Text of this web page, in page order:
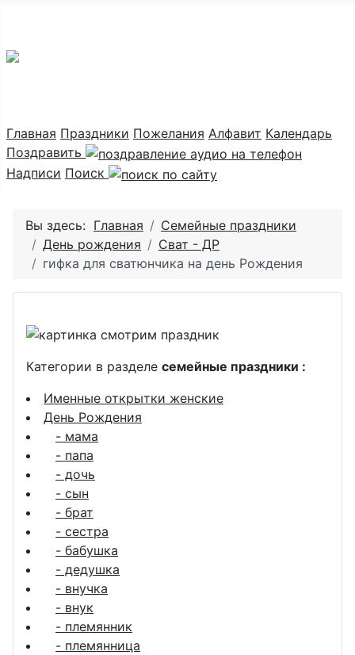
Главная Праздники Пожелания Алфавит Календарь
Поздравить
Надписи Поиск
Вы здесь: Главная
Семейные праздники
День рождения
Сват - ДР
гифка для сватюнчика на день Рождения
Категории в разделе семейные праздники :
Именные открытки женские
День Рождения
- мама
- папа
- дочь
- сын
- брат
- сестра
- бабушка
- дедушка
- внучка
- внук
- племянник
- племянница